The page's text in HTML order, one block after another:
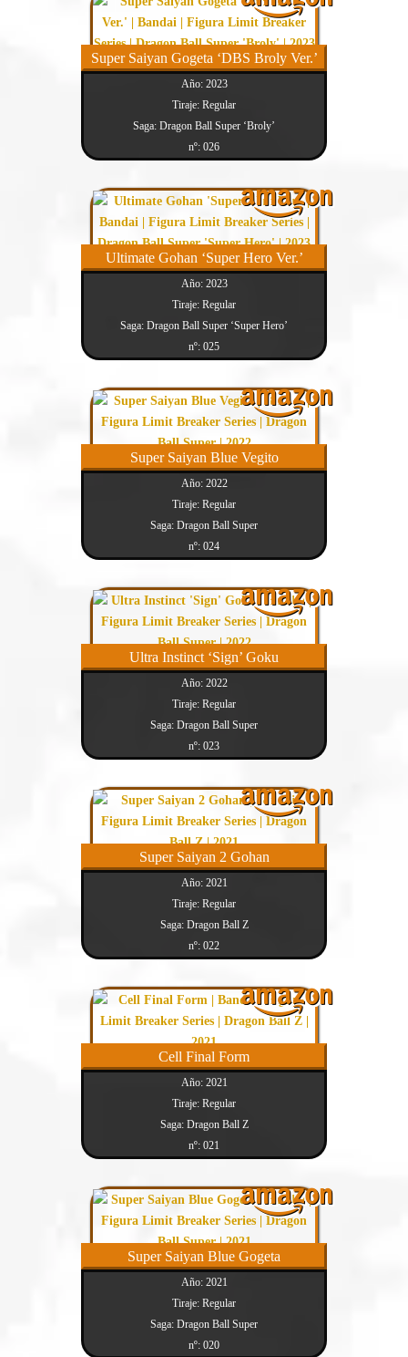
Super Saiyan Gogeta ‘DBS Broly Ver.’
Año: 2023
Tiraje: Regular
Saga: Dragon Ball Super ‘Broly’
nº: 026
Ultimate Gohan ‘Super Hero Ver.’
Año: 2023
Tiraje: Regular
Saga: Dragon Ball Super ‘Super Hero’
nº: 025
Super Saiyan Blue Vegito
Año: 2022
Tiraje: Regular
Saga: Dragon Ball Super
nº: 024
Ultra Instinct ‘Sign’ Goku
Año: 2022
Tiraje: Regular
Saga: Dragon Ball Super
nº: 023
Super Saiyan 2 Gohan
Año: 2021
Tiraje: Regular
Saga: Dragon Ball Z
nº: 022
Cell Final Form
Año: 2021
Tiraje: Regular
Saga: Dragon Ball Z
nº: 021
Super Saiyan Blue Gogeta
Año: 2021
Tiraje: Regular
Saga: Dragon Ball Super
nº: 020